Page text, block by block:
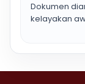
Dokumen
kelayakan